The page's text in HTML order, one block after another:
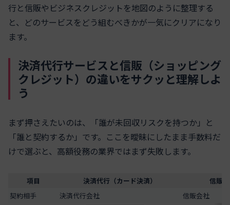
行と信販やビジネスクレジットを地図のように整理する
と、どのサービスをどう組むべきかが一気にクリアになり
ます。
決済代行サービスと信販（ショッピング
クレジット）の違いをサクッと理解しよ
う
まず押さえたいのは、「誰が未回収リスクを持つか」と
「誰と契約するか」です。ここを曖昧にしたまま手数料だ
けで選ぶと、高額役務の業界ではまず失敗します。
項目 決済代行（カード決済）
信販
契約相手
決済代行会社
信販会社